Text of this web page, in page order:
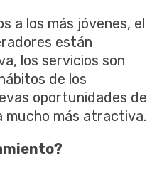
a los más jóvenes, el
están
los servicios son
de los
oportunidades de
mucho más atractiva.